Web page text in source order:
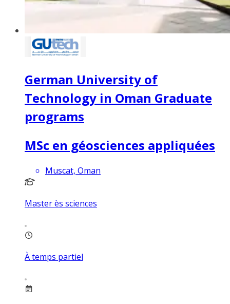
German University of
Technology in Oman Graduate
programs
MSc en géosciences appliquées
Muscat, Oman
Master ès sciences
À temps partiel